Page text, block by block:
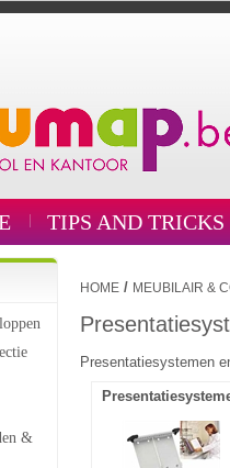
TIPS AND TRICKS
&
HOME / MEUBILAIR &
Presentatiesystemen